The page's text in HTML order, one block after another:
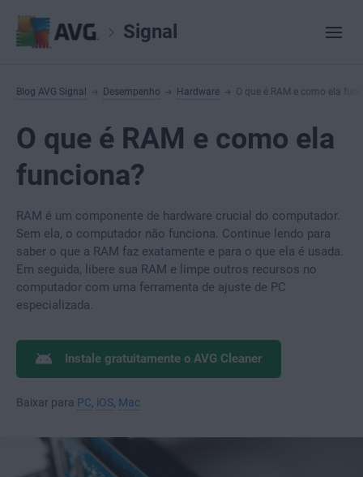
Signal
Blog AVG Signal Desempenho Hardware O que é RAM e como ela
O que é RAM e como ela
funciona?
RAM é um componente de hardware crucial do computador.
Sem ela, o computador não funciona. Continue lendo para
saber o que a RAM faz exatamente e para o que ela é usada.
Em seguida, libere sua RAM e limpe outros recursos no
computador com uma ferramenta de ajuste de PC
especializada.
Instale gratuitamente o AVG Cleaner
Baixar para PC iOS Mac